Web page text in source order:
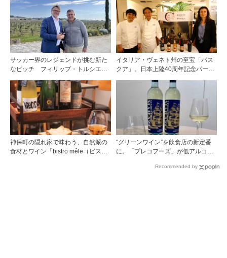
始
サッカー界のレジェンドが挑む新た
なピッチ フィリップ・トルシエが
イタリア・ヴェネト州の至宝「パス
クア」。日本上陸40周年記念パーテ
神保町の隠れ家で味わう、自然派の
食材とワイン「bistro mêle（ビスト
“グリーンワイン”を飲食店の新定番
に。「プレコフーズ」が低アルコー
Recommended by